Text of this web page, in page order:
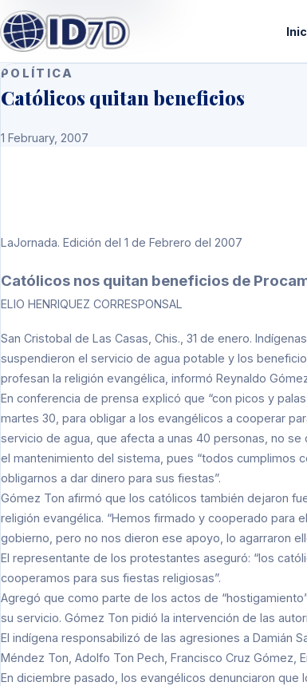
POLÍTICA
Católicos quitan beneficios
1 February, 2007
LaJornada. Edición del 1 de Febrero del 2007
Católicos nos quitan beneficios de
ELIO HENRIQUEZ CORRESPONSAL
San Cristobal de Las Casas, Chis., 31 de enero.
suspendieron el servicio de agua potable y los
profesan la religión evangélica, informó Reynaldo
En conferencia de prensa explicó que “con picos y
martes 30, para obligar a los evangélicos a cooperar
servicio de agua, que afecta a unas 40 personas, no
el mantenimiento del sistema, pues “todos cumplimos
obligarnos a dar dinero para sus fiestas”.
Gómez Ton afirmó que los católicos también dejaron
religión evangélica. “Hemos firmado y cooperado para
gobierno, pero no nos dieron ese apoyo, lo agarraron
El representante de los protestantes aseguró: “los
cooperamos para sus fiestas religiosas”.
Agregó que como parte de los actos de
su servicio. Gómez Ton pidió la intervención de las
El indígena responsabilizó de las agresiones a Damián
Méndez Ton, Adolfo Ton Pech, Francisco Cruz Gómez,
En diciembre pasado, los evangélicos denunciaron